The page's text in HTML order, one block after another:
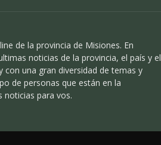
de la provincia de Misiones. En
noticias de la provincia, el país y el
una gran diversidad de temas y
de personas que están en la
noticias para vos.